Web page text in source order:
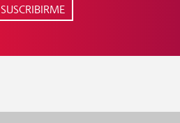
SUSCRIBIRME